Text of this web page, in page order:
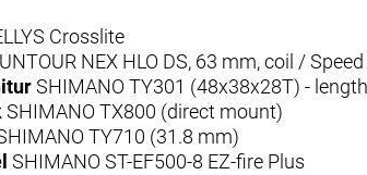
Crosslite
NEX HLO DS, 63 mm, coil /
SHIMANO TY301 (48x38x28T) -
SHIMANO TX800 (direct mount)
TY710 (31.8 mm)
SHIMANO ST-EF500-8 EZ-fire Plus